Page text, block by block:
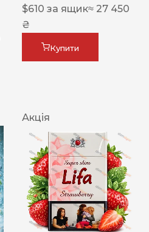
$610 за ящик≈ 27 450
₴
Купити
Акція